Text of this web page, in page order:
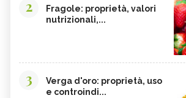
2
Fragole: proprietà, valori
nutrizionali,...
3
Verga d'oro: proprietà, uso
e controindi...